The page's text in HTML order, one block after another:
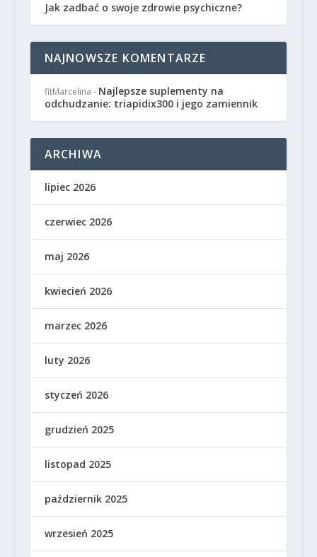
Jak zadbać o swoje zdrowie psychiczne?
NAJNOWSZE KOMENTARZE
fitMarcelina - Najlepsze suplementy na
odchudzanie: triapidix300 i jego zamiennik
ARCHIWA
lipiec 2026
czerwiec 2026
maj 2026
kwiecień 2026
marzec 2026
luty 2026
styczeń 2026
grudzień 2025
listopad 2025
październik 2025
wrzesień 2025